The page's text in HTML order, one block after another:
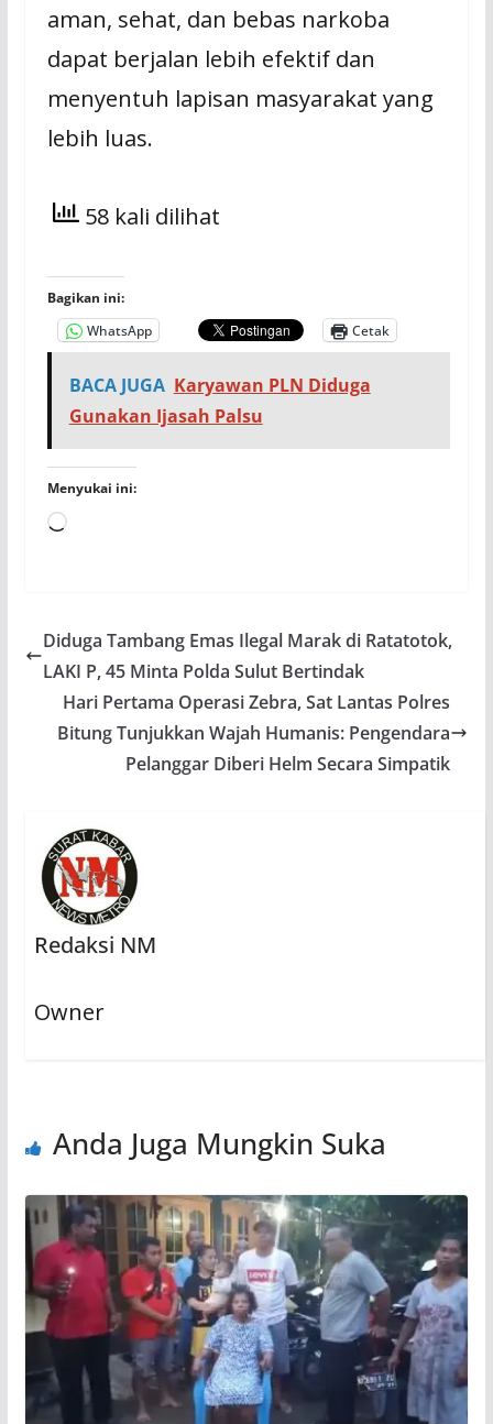
aman, sehat, dan bebas narkoba
dapat berjalan lebih efektif dan
menyentuh lapisan masyarakat yang
lebih luas.
58 kali dilihat
Bagikan ini:
WhatsApp
Cetak
BACA JUGA Karyawan PLN Diduga
Gunakan Ijasah Palsu
Menyukai ini:
Memuat...
Diduga Tambang Emas Ilegal Marak di Ratatotok,
LAKI P, 45 Minta Polda Sulut Bertindak
Hari Pertama Operasi Zebra, Sat Lantas Polres
Bitung Tunjukkan Wajah Humanis: Pengendara
Pelanggar Diberi Helm Secara Simpatik
Redaksi NM
Owner
Anda Juga Mungkin Suka